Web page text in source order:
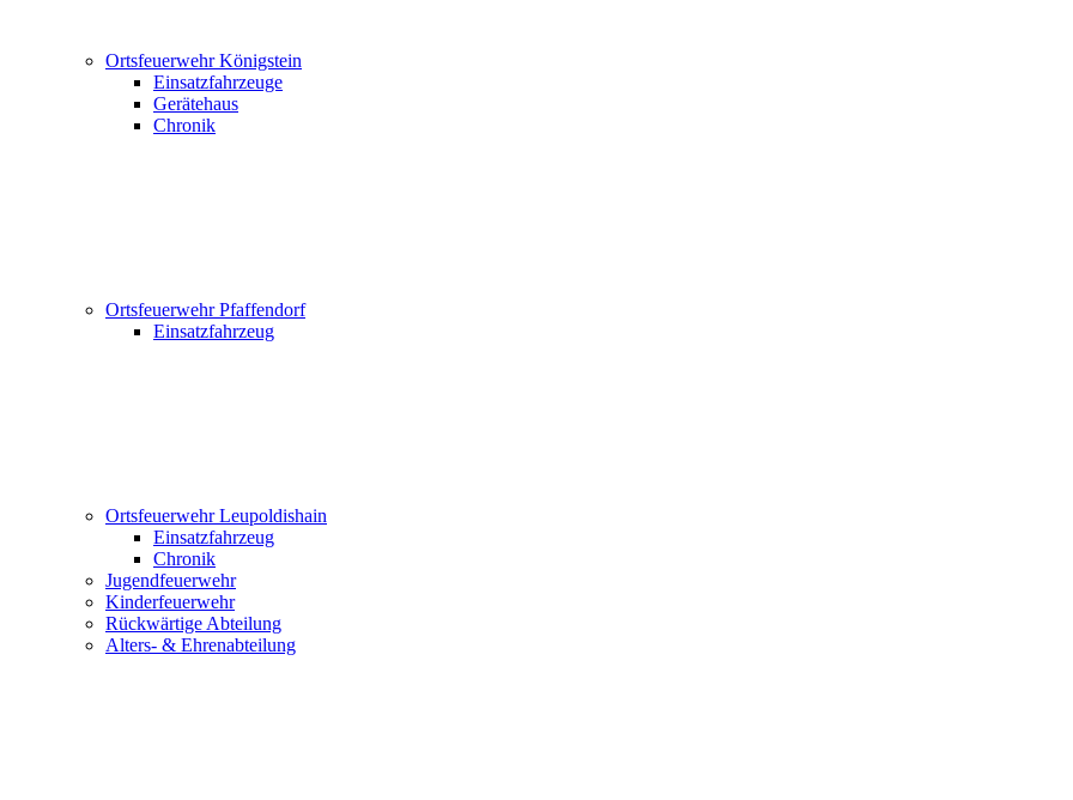
Ortsfeuerwehr Königstein
Einsatzfahrzeuge
Gerätehaus
Chronik
Ortsfeuerwehr Pfaffendorf
Einsatzfahrzeug
Ortsfeuerwehr Leupoldishain
Einsatzfahrzeug
Chronik
Jugendfeuerwehr
Kinderfeuerwehr
Rückwärtige Abteilung
Alters- & Ehrenabteilung